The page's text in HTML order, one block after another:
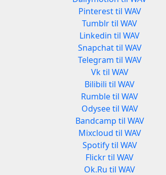
Pinterest til WAV
Tumblr til WAV
Linkedin til WAV
Snapchat til WAV
Telegram til WAV
Vk til WAV
Bilibili til WAV
Rumble til WAV
Odysee til WAV
Bandcamp til WAV
Mixcloud til WAV
Spotify til WAV
Flickr til WAV
Ok.Ru til WAV